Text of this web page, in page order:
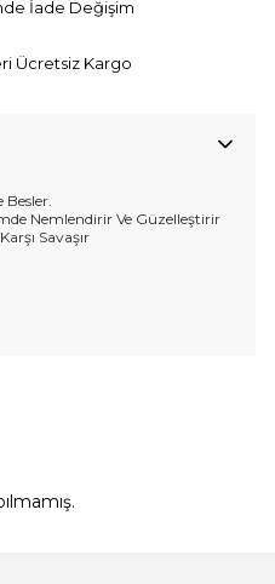
İade Değişim
Ücretsiz Kargo
Besler.
Nemlendirir Ve Güzelleştirir
Savaşır